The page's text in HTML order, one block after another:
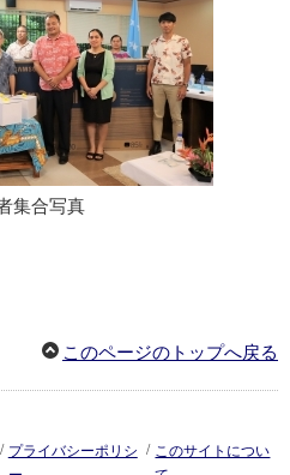
集合写真
このページのトップへ戻る
/ プライバシーポリシ
/ このサイトについ